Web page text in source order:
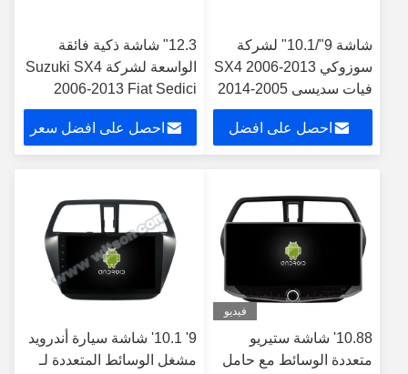
شاشة 9"/10.1" لشركة
سوزوكي SX4 2006-2013
فيات سديسي 2005-2014
سيارات ستيريو
احصل على افضل
12.3" شاشة ذكية فائقة
الواسعة لشركة Suzuki SX4
2006-2013 Fiat Sedici
2005-2014 سيارات ستيريو
احصل على افضل سعر
فيديو
10.88' شاشة ستيريو
متعددة الوسائط مع حامل
9' 10.1' شاشة سيارة أندرويد
مشغل الوسائط المتعددة لـ